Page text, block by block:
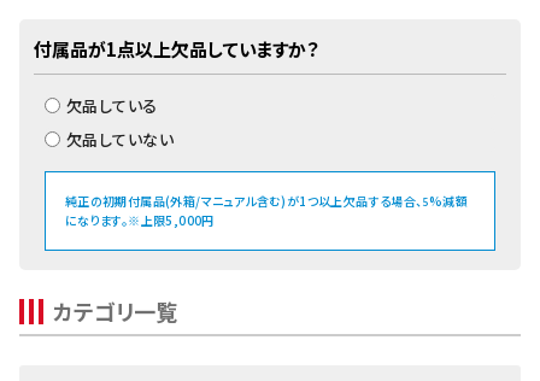
付属品が1点以上欠品していますか？
欠品している
欠品していない
純正の初期付属品(外箱/マニュアル含む)が1つ以上欠品する場合、 5%減額
になります。※上限5,000円
カテゴリ一覧